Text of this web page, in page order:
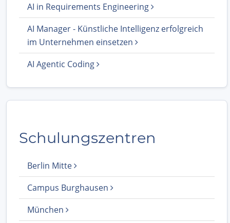
AI in Requirements Engineering
AI Manager - Künstliche Intelligenz erfolgreich
im Unternehmen einsetzen
AI Agentic Coding
Schulungszentren
Berlin Mitte
Campus Burghausen
München